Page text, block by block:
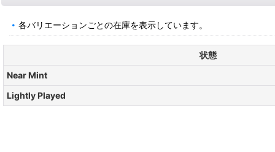
各バリエーションごとの在庫を表示しています。
状態
Near Mint
Lightly Played